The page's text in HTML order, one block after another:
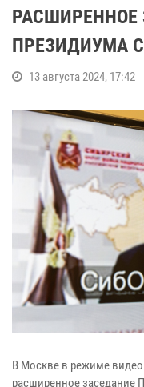
РАСШИРЕННОЕ
ПРЕЗИДИУМА
13 августа 2024, 17:42
В Москве в режиме
расширенное заседание